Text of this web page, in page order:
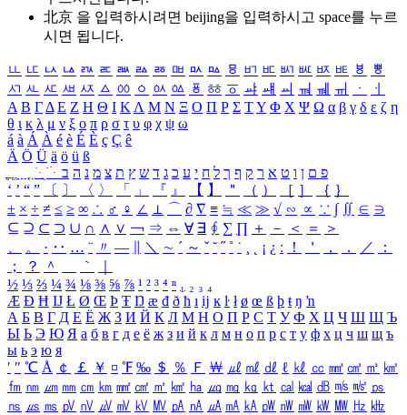
北京 을 입력하시려면 beijing을 입력하시고 space를 누르
시면 됩니다.
ㅥ ㅦ ㅧ ㅨ ㅩ ㅪ ㅫ ㅬ ㅭ ㅮ ㅯ ㅰ ㅱ ㅲ ㅳ ㅴ ㅵ ㅶ ㅷ ㅸ
ㅹ
ㅺ ㅻ ㅼ ㅽ ㅾ ㅿ ㆀ ㆁ ㆂ ㆃ ㆄ ㆅ ㆆ ㆇ ㆈ ㆉ ㆊ ㆋ ㆌ ㆍ
ㆎ
Α Β ΓΔ Ε Ζ Η Θ Ι ΚΛ Μ Ν Ξ Ο Π Ρ Σ ΤΥ Φ Χ Ψ Ω α β γ δ ε ζ η
θ ι κ λ μ ν ξ ο π ρ σ τ υ φ χ ψ ω
á à Á À é è É È ç Ç ê
Ä Ö Ü ä ö ü ß
ִֶֹ ֻּ ׁׂ פ ם ן ו ט א ר ק ף ך ל ח י ע כ ג ד ש ץ ת צ מ נ ה ב
‘ ’ “ ” 〔 〕 〈 〉 「 」 『 』 【 】 ＂ （ ） ［ ］ ｛ ｝
± × ÷ ≠ ≤ ≥ ∞ ∴ ♂ ♀ ∠ ⊥ ⌒ ∂ ∇ ≡ ≒ ≪ ≫ √ ∽ ∝ ∵ ∫ ∬ ∈ ∋
⊆ ⊇ ⊂ ⊃ ∪ ∩ ∧ ∨ ￢ ⇒ ⇔ ∀ ∃ ∮ ∑ ∏ ＋ － ＜ ＝
＞
、
。 · ‥ … ¨ 〃 ― ＼ ∼ ´ ～ ˇ ˘ ˝ ˚ ˙ ¸ ¡ ¿ ː ！ ＇ ， ． ／
：
；
？ ＾ ｀
½ ⅓ ⅔ ¼ ¾ ⅛ ⅜ ⅝ ⅞ ¹ ² ³ ⁴ ⁿ ₁ ₂ ₃ ₄
Æ Ð Ħ Ĳ Ł Ø Œ Þ Ŧ Ŋ æ đ ð ħ ı ĳ ĸ ŀ ł ø œ ß þ ŧ ŋ ŉ
А Б В Г Д Е Ё Ж З И Й К Л М Н О П Р С Т У Ф Х Ц Ч Ш Щ Ъ
Ы Ь Э Ю Я а б в г д е ё ж з и й к л м н о п р с т у ф х ц ч ш щ ъ
ы ь э ю я
′ ″ ℃ Å ￠ ￡ ￥ ¤ ℉ ‰ ＄ ％ Ｆ ￦ ㎕ ㎖ ㎗ ℓ ㎘ ㏄ ㎣ ㎤ ㎥ ㎦
㎙ ㎚ ㎛ ㎜ ㎝ ㎞ ㎟ ㎠ ㎡ ㎢ ㏊ ㎍ ㎎ ㎏ ㏏ ㎈ ㎉ ㏈ ㎧ ㎨ ㎰
㎱ ㎲ ㎳ ㎴ ㎵ ㎶ ㎷ ㎸ ㎹ ㎀ ㎁ ㎂ ㎃ ㎄ ㎺ ㎻ ㎽ ㎾ ㎿ ㎐ ㎑